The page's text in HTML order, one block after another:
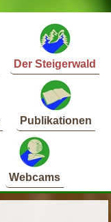
Der Steigerwald
Publikationen
Webcams